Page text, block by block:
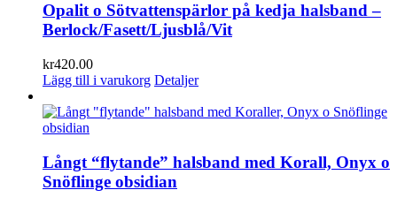
Opalit o Sötvattenspärlor på kedja halsband –
Berlock/Fasett/Ljusblå/Vit
kr420.00
Lägg till i varukorg Detaljer
Långt “flytande” halsband med Korall, Onyx o
Snöflinge obsidian